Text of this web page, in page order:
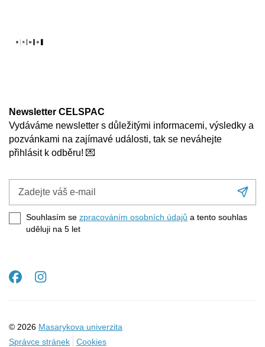
Newsletter CELSPAC
Vydáváme newsletter s důležitými informacemi, výsledky a
pozvánkami na zajímavé události, tak se neváhejte
přihlásit k odběru! 💌
e-
mail
Souhlasím se zpracováním osobních údajů a tento souhlas
uděluji na 5 let
© 2026 Masarykova univerzita
Správce stránek
Cookies
Facebook
Instagram